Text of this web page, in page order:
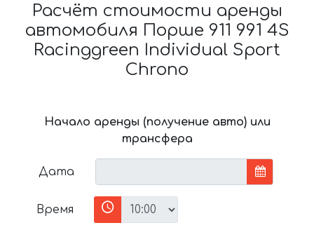
Расчёт стоимости аренды
автомобиля Порше 911 991 4S
Racinggreen Individual Sport
Chrono
Начало аренды (получение авто) или
трансфера
Дата
Время